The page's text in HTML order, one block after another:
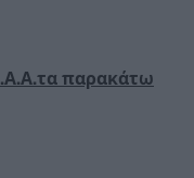
παρακάτω